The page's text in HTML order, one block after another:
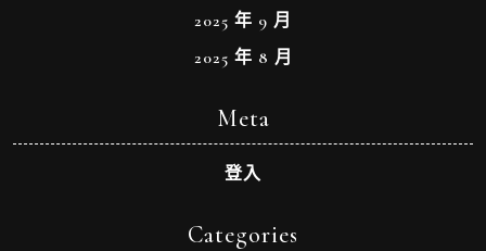
2025 年 9 月
2025 年 8 月
Meta
登入
Categories